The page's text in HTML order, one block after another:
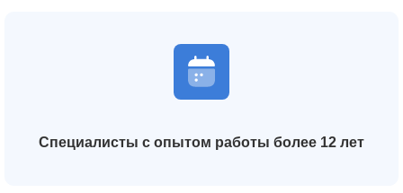
Специалисты с опытом работы более 12 лет